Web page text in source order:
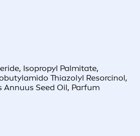
Isopropyl Palmitate,
Thiazolyl Resorcinol,
Annuus Seed Oil, Parfum